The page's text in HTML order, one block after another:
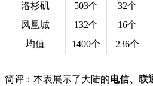
洛杉矶
503个 32个
凤凰城
132个 16个
均值
1400个 236个
简评：本表展示了大陆的电信、联